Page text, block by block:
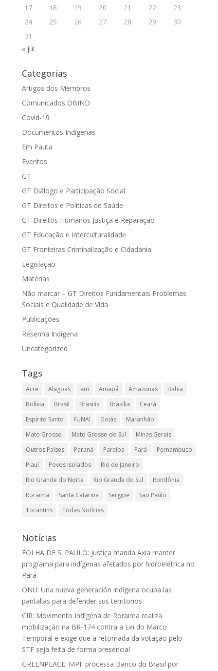
17
18 19 20 21 22
23
24
25 26 27 28 29
30
31
« jul
Categorias
Artigos dos Membros
Comunicados OBIND
Covid-19
Documentos Indígenas
Em Pauta
Eventos
GT
GT Diálogo e Participação Social
GT Direitos e Políticas de Saúde
GT Direitos Humanos Justiça e Reparação
GT Educação e Interculturalidade
GT Fronteiras Criminalização e Cidadania
Legislação
Matérias
Não marcar – GT Direitos Fundamentais Problemas
Sociais e Qualidade de Vida
Publicações
Resenha Indígena
Uncategorized
Tags
Acre Alagoas am Amapá Amazonas
Bahia
Bolívia
Brasil Brasilia Brasília
Ceará
Espírito Santo
FUNAI Goiás
Maranhão
Mato Grosso
Mato Grosso do Sul
Minas Gerais
Outros Países
Paraná Paraíba Pará
Pernambuco
Piauí
Povos Isolados
Rio de Janeiro
Rio Grande do Norte
Rio Grande do Sul
Rondônia
Roraima
Santa Catarina Sergipe
São Paulo
Tocantins
Todas Notícias
Notícias
FOLHA DE S. PAULO: Justiça manda Axia manter
programa para indígenas afetados por hidroelétrica no
Pará
ONU: Una nueva generación indígena ocupa las
pantallas para defender sus territorios
CIR: Movimento Indígena de Roraima realiza
mobilização na BR-174 contra a Lei do Marco
Temporal e exige que a retomada da votação pelo
STF seja feita de forma presencial
GREENPEACE: MPF processa Banco do Brasil por